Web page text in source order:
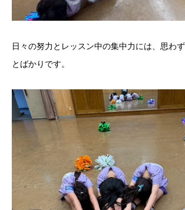
日々の努力とレッスン中の集中力には、思わ
とばかりです。